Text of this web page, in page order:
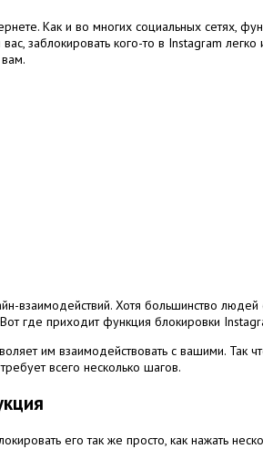
Как и во многих социальных сетях,
заблокировать кого-то в Instagram легко
взаимодействий. Хотя большинство людей
Вот где приходит функция блокировки
им взаимодействовать с вашими. Так
всего несколько шагов.
его так же просто, как нажать